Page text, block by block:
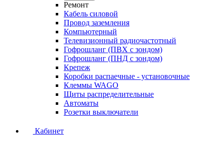
Ремонт
Кабель силовой
Провод заземления
Компьютерный
Телевизионный радиочастотный
Гофрошланг (ПВХ с зондом)
Гофрошланг (ПНД с зондом)
Крепеж
Коробки распаечные - установочные
Клеммы WAGO
Щиты распределительные
Автоматы
Розетки выключатели
Кабинет